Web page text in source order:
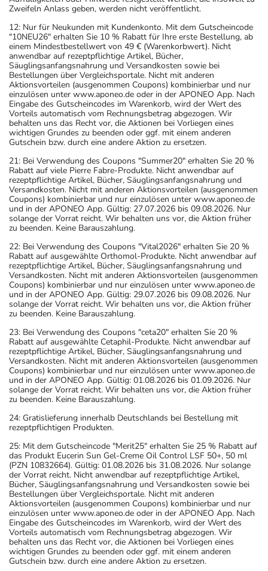
Zweifeln Anlass geben, werden nicht veröffentlicht.
12: Nur für Neukunden mit Kundenkonto. Mit dem Gutscheincode
"10NEU26" erhalten Sie 10 % Rabatt für Ihre erste Bestellung, ab
einem Mindestbestellwert von 49 € (Warenkorbwert). Nicht
anwendbar auf rezeptpflichtige Artikel, Bücher,
Säuglingsanfangsnahrung und Versandkosten sowie bei
Bestellungen über Vergleichsportale. Nicht mit anderen
Aktionsvorteilen (ausgenommen Coupons) kombinierbar und nur
einzulösen unter www.aponeo.de oder in der APONEO App. Nach
Eingabe des Gutscheincodes im Warenkorb, wird der Wert des
Vorteils automatisch vom Rechnungsbetrag abgezogen. Wir
behalten uns das Recht vor, die Aktionen bei Vorliegen eines
wichtigen Grundes zu beenden oder ggf. mit einem anderen
Gutschein bzw. durch eine andere Aktion zu ersetzen.
21: Bei Verwendung des Coupons "Summer20" erhalten Sie 20 %
Rabatt auf viele Pierre Fabre-Produkte. Nicht anwendbar auf
rezeptpflichtige Artikel, Bücher, Säuglingsanfangsnahrung und
Versandkosten. Nicht mit anderen Aktionsvorteilen (ausgenommen
Coupons) kombinierbar und nur einzulösen unter www.aponeo.de
und in der APONEO App. Gültig: 27.07.2026 bis 09.08.2026. Nur
solange der Vorrat reicht. Wir behalten uns vor, die Aktion früher
zu beenden. Keine Barauszahlung.
22: Bei Verwendung des Coupons "Vital2026" erhalten Sie 20 %
Rabatt auf ausgewählte Orthomol-Produkte. Nicht anwendbar auf
rezeptpflichtige Artikel, Bücher, Säuglingsanfangsnahrung und
Versandkosten. Nicht mit anderen Aktionsvorteilen (ausgenommen
Coupons) kombinierbar und nur einzulösen unter www.aponeo.de
und in der APONEO App. Gültig: 29.07.2026 bis 09.08.2026. Nur
solange der Vorrat reicht. Wir behalten uns vor, die Aktion früher
zu beenden. Keine Barauszahlung.
23: Bei Verwendung des Coupons "ceta20" erhalten Sie 20 %
Rabatt auf ausgewählte Cetaphil-Produkte. Nicht anwendbar auf
rezeptpflichtige Artikel, Bücher, Säuglingsanfangsnahrung und
Versandkosten. Nicht mit anderen Aktionsvorteilen (ausgenommen
Coupons) kombinierbar und nur einzulösen unter www.aponeo.de
und in der APONEO App. Gültig: 01.08.2026 bis 01.09.2026. Nur
solange der Vorrat reicht. Wir behalten uns vor, die Aktion früher
zu beenden. Keine Barauszahlung.
24: Gratislieferung innerhalb Deutschlands bei Bestellung mit
rezeptpflichtigen Produkten.
25: Mit dem Gutscheincode "Merit25" erhalten Sie 25 % Rabatt auf
das Produkt Eucerin Sun Gel-Creme Oil Control LSF 50+, 50 ml
(PZN 10832664). Gültig: 01.08.2026 bis 31.08.2026. Nur solange
der Vorrat reicht. Nicht anwendbar auf rezeptpflichtige Artikel,
Bücher, Säuglingsanfangsnahrung und Versandkosten sowie bei
Bestellungen über Vergleichsportale. Nicht mit anderen
Aktionsvorteilen (ausgenommen Coupons) kombinierbar und nur
einzulösen unter www.aponeo.de oder in der APONEO App. Nach
Eingabe des Gutscheincodes im Warenkorb, wird der Wert des
Vorteils automatisch vom Rechnungsbetrag abgezogen. Wir
behalten uns das Recht vor, die Aktionen bei Vorliegen eines
wichtigen Grundes zu beenden oder ggf. mit einem anderen
Gutschein bzw. durch eine andere Aktion zu ersetzen.